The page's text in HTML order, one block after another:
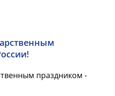
праздником -